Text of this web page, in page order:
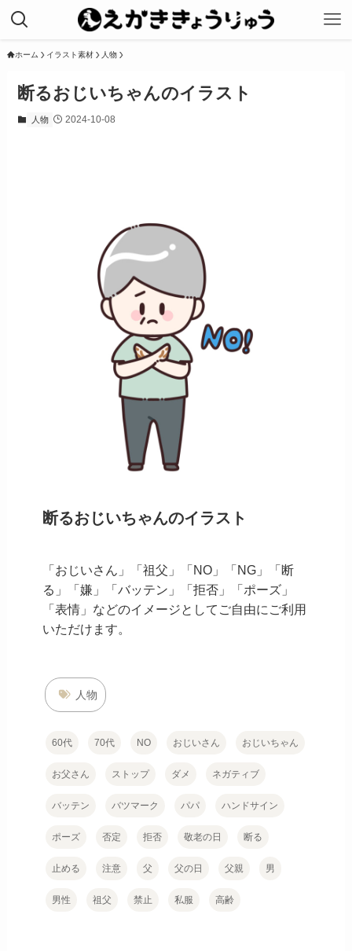
ホーム イラスト素材 人物
断るおじいちゃんのイラスト
人物 2024-10-08
断るおじいちゃんのイラスト
「おじいさん」「祖父」「NO」「NG」「断
る」「嫌」「バッテン」「拒否」「ポーズ」
「表情」などのイメージとしてご自由にご利用
いただけます。
人物
60代 70代 NO おじいさん おじいちゃん
お父さん ストップ ダメ ネガティブ
バッテン バツマーク パパ ハンドサイン
ポーズ 否定 拒否 敬老の日 断る
止める 注意 父 父の日 父親 男
男性 祖父 禁止 私服 高齢